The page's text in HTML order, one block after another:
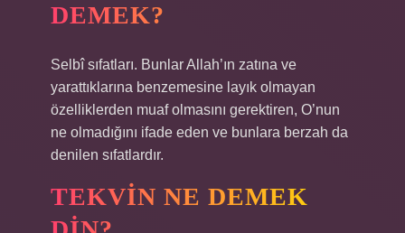
DEMEK?
Selbî sıfatları. Bunlar Allah’ın zatına ve
yarattıklarına benzemesine layık olmayan
özelliklerden muaf olmasını gerektiren, O’nun
ne olmadığını ifade eden ve bunlara berzah da
denilen sıfatlardır.
TEKVIN NE DEMEK